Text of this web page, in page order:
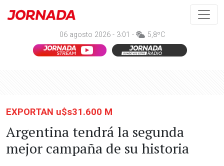
06 agosto 2026 - 3:01 - 5,8ºC
EXPORTAN u$s31.600 M
Argentina tendrá la segunda
mejor campaña de su historia